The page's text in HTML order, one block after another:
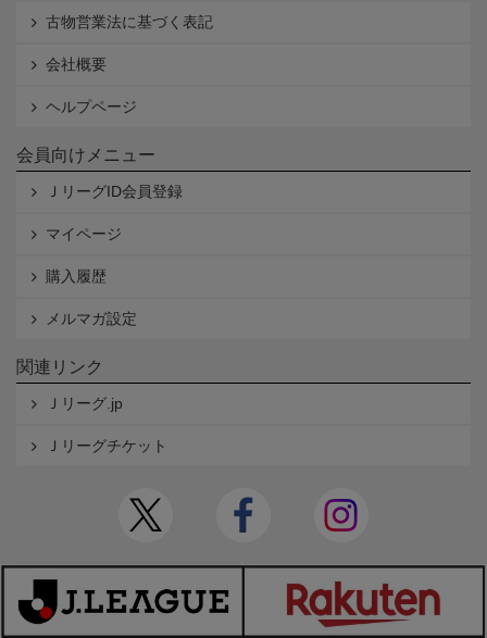
古物営業法に基づく表記
会社概要
ヘルプページ
会員向けメニュー
ＪリーグID会員登録
マイページ
購入履歴
メルマガ設定
関連リンク
Ｊリーグ.jp
Ｊリーグチケット